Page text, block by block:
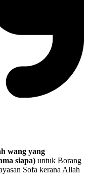
wang yang
siapa) untuk Borang
Sofa kerana Allah